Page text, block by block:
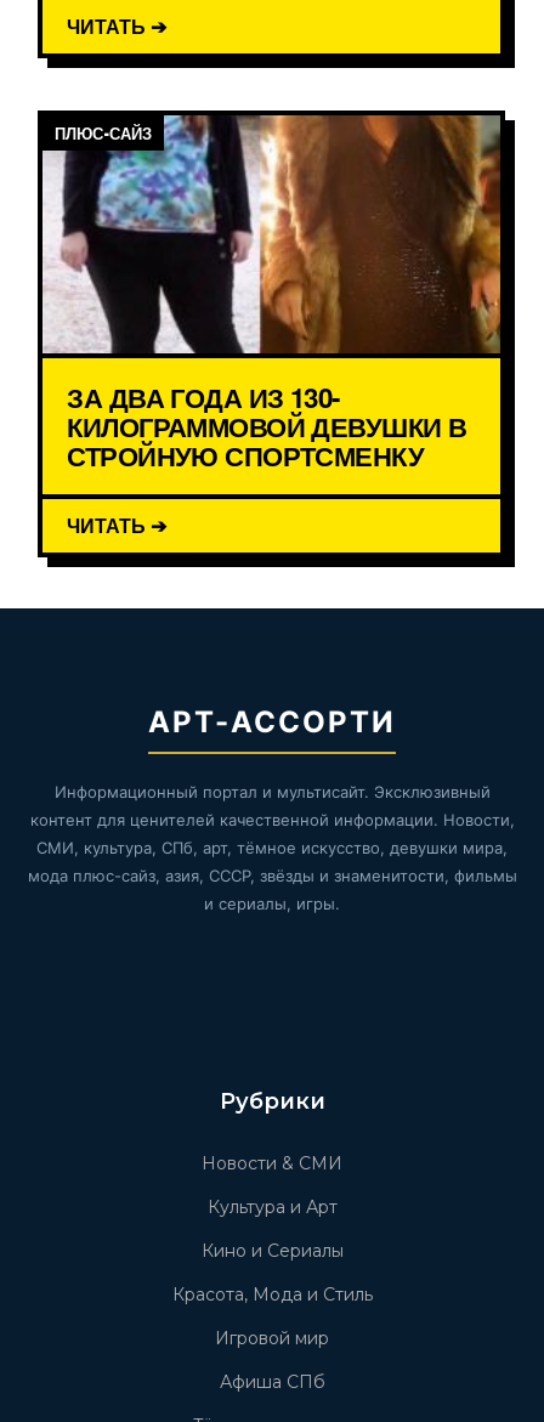
ЧИТАТЬ ➔
ПЛЮС-САЙЗ
ЗА ДВА ГОДА ИЗ 130-
КИЛОГРАММОВОЙ ДЕВУШКИ В
СТРОЙНУЮ СПОРТСМЕНКУ
ЧИТАТЬ ➔
АРТ-АССОРТИ
Информационный портал и мультисайт. Эксклюзивный
контент для ценителей качественной информации. Новости,
СМИ, культура, СПб, арт, тёмное искусство, девушки мира,
мода плюс-сайз, азия, СССР, звёзды и знаменитости, фильмы
и сериалы, игры.
Рубрики
Новости & СМИ
Культура и Арт
Кино и Сериалы
Красота, Мода и Стиль
Игровой мир
Афиша СПб